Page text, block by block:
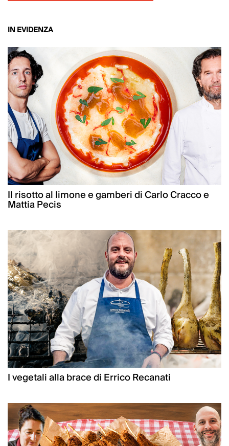
IN EVIDENZA
Il risotto al limone e gamberi di Carlo Cracco e
Mattia Pecis
I vegetali alla brace di Errico Recanati